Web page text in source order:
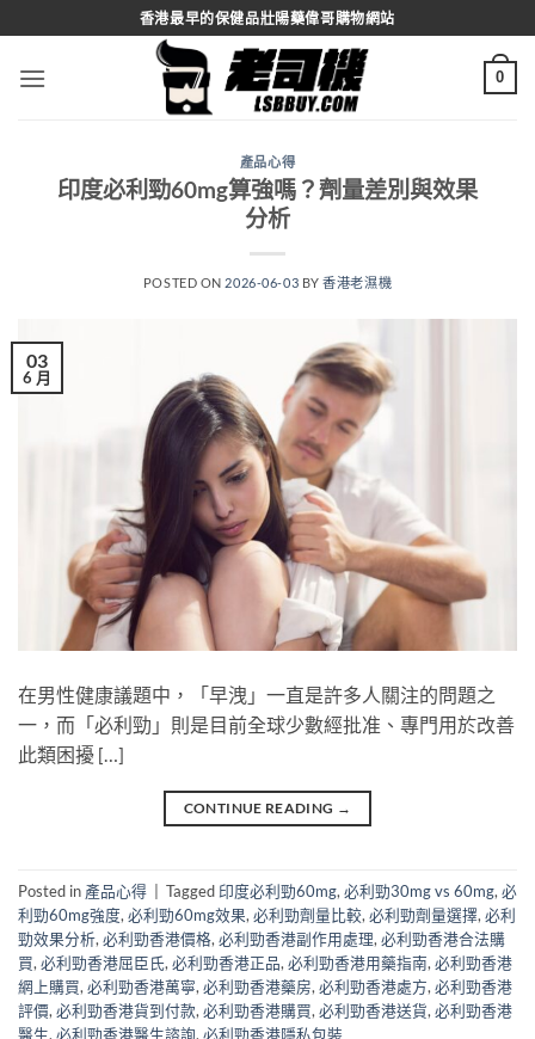
to
content
香港最早的保健品壯陽藥偉哥購物網站
0
產品心得
印度必利勁60mg算強嗎？劑量差別與效果
分析
POSTED ON 2026-06-03 BY香港老濕機
03
6 月
在男性健康議題中，「早洩」一直是許多人關注的問題之
一，而「必利勁」則是目前全球少數經批准、專門用於改善
此類困擾 […]
CONTINUE READING →
Posted in 產品心得 Tagged 印度必利勁60mg, 必利勁30mg vs 60mg, 必
利勁60mg強度, 必利勁60mg效果, 必利勁劑量比較, 必利勁劑量選擇, 必利
勁效果分析, 必利勁香港價格, 必利勁香港副作用處理, 必利勁香港合法購
買, 必利勁香港屈臣氏, 必利勁香港正品, 必利勁香港用藥指南, 必利勁香港
網上購買, 必利勁香港萬寧, 必利勁香港藥房, 必利勁香港處方, 必利勁香港
評價, 必利勁香港貨到付款, 必利勁香港購買, 必利勁香港送貨, 必利勁香港
醫生, 必利勁香港醫生諮詢, 必利勁香港隱私包裝